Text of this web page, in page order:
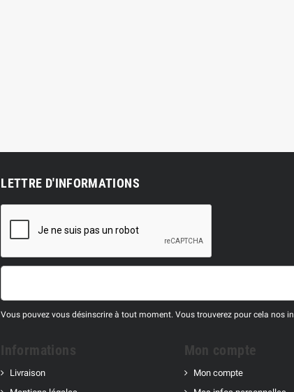
LETTRE D'INFORMATIONS
Vous pouvez vous désinscrire à tout moment. Vous trouverez pour cela
Informations
Livraison
Mon compte
Mon compte